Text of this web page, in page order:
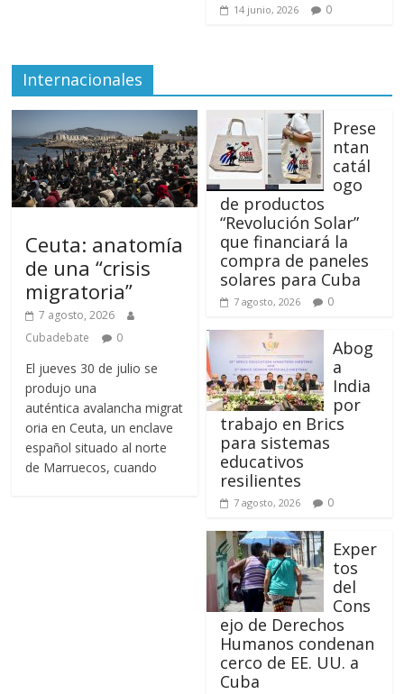
14 junio, 2026 0
Internacionales
Ceuta: anatomía
de una “crisis
migratoria”
7 agosto, 2026
Cubadebate
0
El jueves 30 de julio se
produjo una
auténtica avalancha migrat
oria en Ceuta, un enclave
español situado al norte
de Marruecos, cuando
Prese
ntan
catál
ogo
de productos
“Revolución Solar”
que financiará la
compra de paneles
solares para Cuba
7 agosto, 2026 0
Abog
a
India
por
trabajo en Brics
para sistemas
educativos
resilientes
7 agosto, 2026 0
Exper
tos
del
Cons
ejo de Derechos
Humanos condenan
cerco de EE. UU. a
Cuba